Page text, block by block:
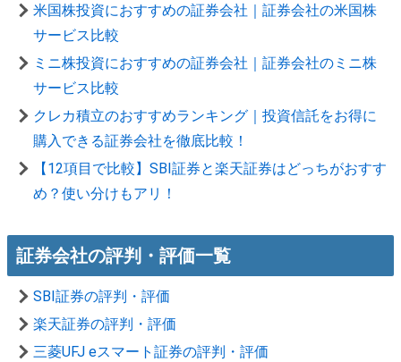
米国株投資におすすめの証券会社｜証券会社の米国株
サービス比較
ミニ株投資におすすめの証券会社｜証券会社のミニ株
サービス比較
クレカ積立のおすすめランキング｜投資信託をお得に
購入できる証券会社を徹底比較！
【12項目で比較】SBI証券と楽天証券はどっちがおすす
め？使い分けもアリ！
証券会社の評判・評価一覧
SBI証券の評判・評価
楽天証券の評判・評価
三菱UFJ eスマート証券の評判・評価